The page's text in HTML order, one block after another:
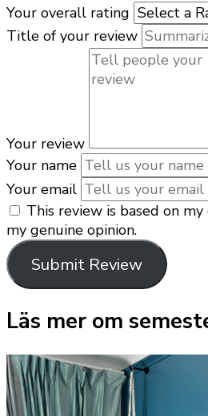
Your overall rating
Title of your review
Your review
Your name
Your email
This review is based on
my genuine opinion.
Submit Review
Läs mer om